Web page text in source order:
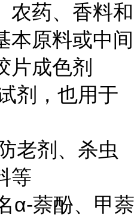
药、香料和
本原料或中间
片成色剂
，也用于
剂、杀虫
等
萘酚、甲萘